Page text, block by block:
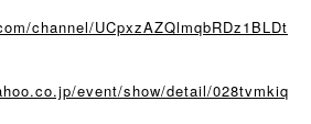
channel/UCpxzAZQlmqbRDz1BLDt
event/show/detail/028tvmkiq